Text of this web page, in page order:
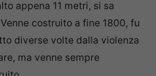
appena 11 metri, si sa
costruito a fine 1800, fu
diverse volte dalla violenza
ma venne sempre